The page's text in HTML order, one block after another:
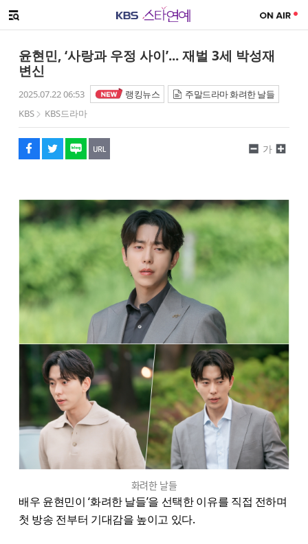
메뉴 열기
윤현민, ‘사랑과 우정 사이’... 재벌 3세 박성재
변신
2025.07.22 06:53 랭킹뉴스
주말드라마 화려한 날들
KBS
KBS드라마
페이스북
트위터
네이버
URL복사
글씨 작게보기
가
글씨 크게보기
화려한 날들
배우 윤현민이 ‘화려한 날들’을 선택한 이유를 직접 전하며
첫 방송 전부터 기대감을 높이고 있다.